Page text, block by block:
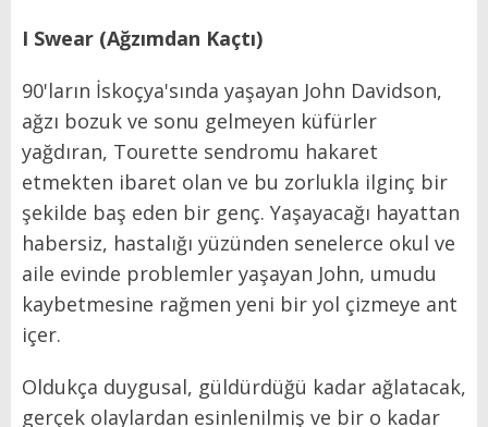
I Swear (Ağzımdan Kaçtı)
90'ların İskoçya'sında yaşayan John Davidson,
ağzı bozuk ve sonu gelmeyen küfürler
yağdıran, Tourette sendromu hakaret
etmekten ibaret olan ve bu zorlukla ilginç bir
şekilde baş eden bir genç. Yaşayacağı hayattan
habersiz, hastalığı yüzünden senelerce okul ve
aile evinde problemler yaşayan John, umudu
kaybetmesine rağmen yeni bir yol çizmeye ant
içer.
Oldukça duygusal, güldürdüğü kadar ağlatacak,
gerçek olaylardan esinlenilmiş ve bir o kadar